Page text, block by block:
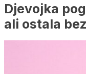
Djevojka
ali ostala